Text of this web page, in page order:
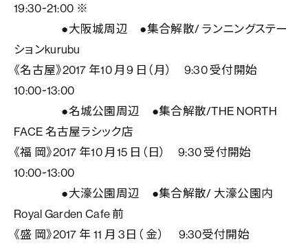
19:30~21:00 ※
●大阪城周辺 ●集合解散/ ランニングステー
ションkurubu
《名古屋》2017 年10 月9 日（月） 9:30 受付開始
10:00~13:00
●名城公園周辺 ●集合解散/THE NORTH
FACE 名古屋ラシック店
《福 岡》2017 年10 月15 日（日） 9:30 受付開始
10:00~13:00
●大濠公園周辺 ●集合解散/ 大濠公園内
Royal Garden Cafe 前
《盛 岡》2017 年 11 月 3日（ 金） 9:30受付開始